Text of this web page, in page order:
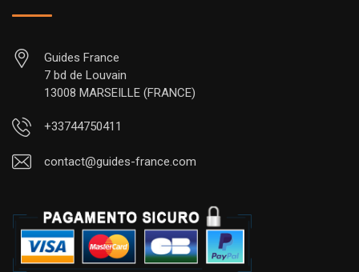
Guides France
7 bd de Louvain
13008 MARSEILLE (FRANCE)
+33744750411
contact@guides-france.com